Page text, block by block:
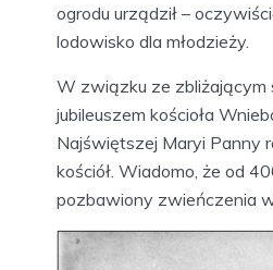
ogrodu urządził –
lodowisko dla młodzieży.
W związku ze zbliżającym
jubileuszem kościoła
Najświętszej Maryi Panny
kościół. Wiadomo, że od
pozbawiony zwieńczenia